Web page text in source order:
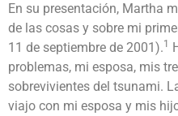
En su presentación, Martha
de las cosas y sobre mi
11 de septiembre de 2001).1
problemas, mi esposa, mis
sobrevivientes del tsunami.
viajo con mi esposa y mis